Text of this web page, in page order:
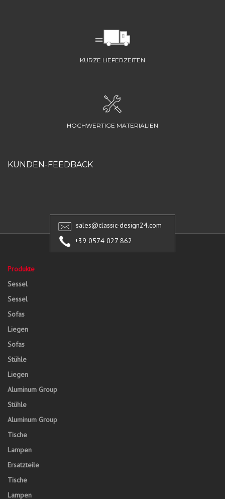
KURZE LIEFERZEITEN
HOCHWERTIGE MATERIALIEN
KUNDEN-FEEDBACK
sales@classic-design24.com
+39 0574 027 862
Produkte
Sessel
Sessel
Sofas
Liegen
Sofas
Stühle
Liegen
Aluminum Group
Stühle
Aluminum Group
Tische
Lampen
Ersatzteile
Tische
Lampen